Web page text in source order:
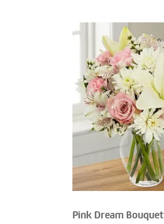
Pink Dream Bouquet